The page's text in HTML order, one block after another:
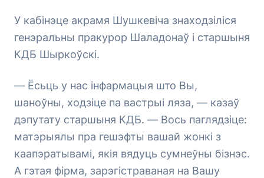
У кабінэце акрамя Шушкевіча знаходзіліся
генэральны пракурор Шаладонаў і старшыня
КДБ Шыркоўскі.
— Ёсьць у нас інфармацыя што Вы,
шаноўны, ходзіце па вастрыі ляза, — казаў
дэпутату старшыня КДБ. — Вось паглядзіце:
матэрыялы пра гешэфты вашай жонкі з
каапэратывамі, якія вядуць сумнеўны бізнэс.
А гэтая фірма, зарэгістраваная на Вашу